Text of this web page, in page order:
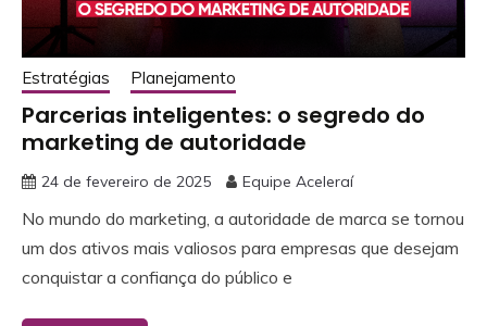
Estratégias Planejamento
Parcerias inteligentes: o segredo do
marketing de autoridade
24 de fevereiro de 2025 Equipe Aceleraí
No mundo do marketing, a autoridade de marca se tornou
um dos ativos mais valiosos para empresas que desejam
conquistar a confiança do público e